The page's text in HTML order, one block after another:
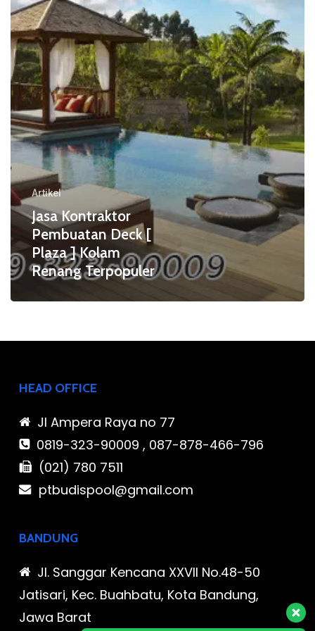
[
Plaza
]
Kolam
Renang
Terpopuler
Artikel
Jasa Kontraktor
Pembuatan Deck [
Plaza ] Kolam
Renang Terpopuler
HEAD OFFICE
Jl Ampera Raya no 77
0819-323-90009 , 087-878-466-796
(021) 780 7511
ptbudispool@gmail.com
BANDUNG
Jl. Sanggar Kencana XXVII No.48-50
Jatisari, Kec. Buahbatu, Kota Bandung,
Jawa Barat